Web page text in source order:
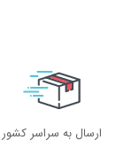
ارسال به سراسر کشور